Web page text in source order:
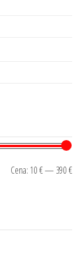
Cena: 10 €— 390 €